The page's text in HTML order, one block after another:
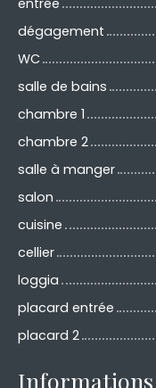
dégagement
WC
salle de bains
chambre 1
chambre 2
salle à manger
salon
cuisine
cellier
loggia
placard entrée
placard 2